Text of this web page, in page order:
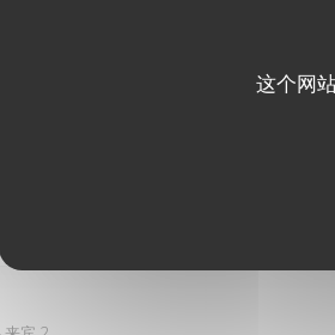
这个网
宾 4
très belle vue. Le personnel est
adresse que nous recommandons